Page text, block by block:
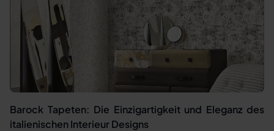
Barock Tapeten: Die Einzigartigkeit und Eleganz des
italienischen Interieur Designs